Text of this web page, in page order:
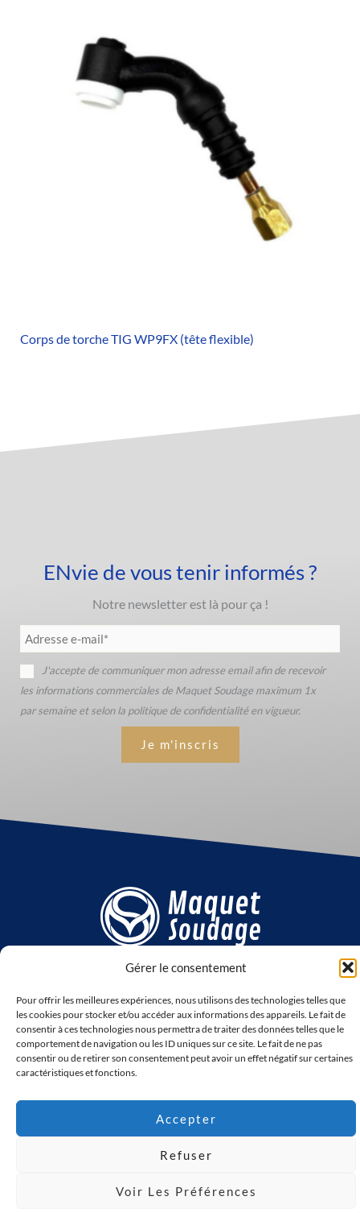
Gérer le consentement
Pour offrir les meilleures expériences, nous utilisons des technologies telles que
les cookies pour stocker et/ou accéder aux informations des appareils. Le fait de
consentir à ces technologies nous permettra de traiter des données telles que le
comportement de navigation ou les ID uniques sur ce site. Le fait de ne pas
consentir ou de retirer son consentement peut avoir un effet négatif sur certaines
caractéristiques et fonctions.
Accepter
Refuser
Voir Les Préférences
Corps de torche TIG WP9FX (tête flexible)
ENvie de vous tenir informés ?
Notre newsletter est là pour ça !
Veuillez laisser ce champ vide.
J'accepte de communiquer mon adresse email afin de recevoir
les informations commerciales de Maquet Soudage maximum 1x
par semaine et selon la politique de confidentialité en vigueur.
Email :info@maquetsoudage.be
FAQ
Nous rejoindre sur les réseaux
L
n
k
F
c
e